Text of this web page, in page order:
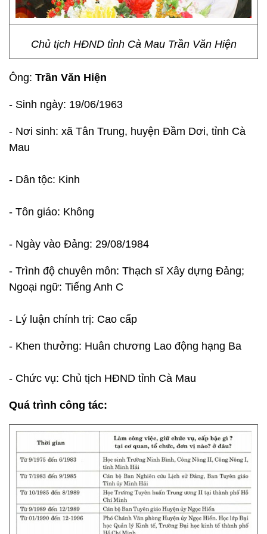
Chủ tịch HĐND tỉnh Cà Mau Trần Văn Hiện
Ông: Trần Văn Hiện
- Sinh ngày: 19/06/1963
- Nơi sinh: xã Tân Trung, huyện Đầm Dơi, tỉnh Cà
Mau
- Dân tộc: Kinh
- Tôn giáo: Không
- Ngày vào Đảng: 29/08/1984
- Trình độ chuyên môn: Thạch sĩ Xây dựng Đảng;
Ngoại ngữ: Tiếng Anh C
- Lý luận chính trị: Cao cấp
- Khen thưởng: Huân chương Lao động hạng Ba
- Chức vụ: Chủ tịch HĐND tỉnh Cà Mau
Quá trình công tác: